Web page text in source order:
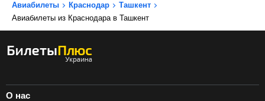
Авиабилеты Краснодар
Ташкент
Авиабилеты из Краснодара в Ташкент
О нас